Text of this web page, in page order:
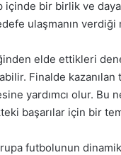
içinde bir birlik ve
ulaşmanın
elde ettikleri
Finalde
yardımcı olur. Bu
başarılar için bir
futbolunun dinamik